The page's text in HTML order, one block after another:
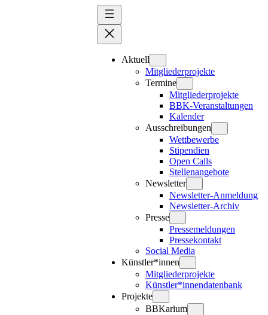
Aktuell
Mitgliederprojekte
Termine
Mitgliederprojekte
BBK-Veranstaltungen
Kalender
Ausschreibungen
Wettbewerbe
Stipendien
Open Calls
Stellenangebote
Newsletter
Newsletter-Anmeldung
Newsletter-Archiv
Presse
Pressemeldungen
Pressekontakt
Social Media
Künstler*innen
Mitgliederprojekte
Künstler*innendatenbank
Projekte
BBKarium